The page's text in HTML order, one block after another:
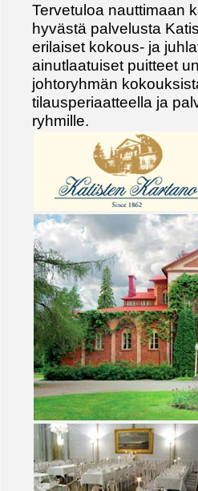
Tervetuloa nauttimaan
hyvästä palvelusta
erilaiset kokous- ja
ainutlaatuiset puitteet
johtoryhmän
tilausperiaatteella ja
ryhmille.